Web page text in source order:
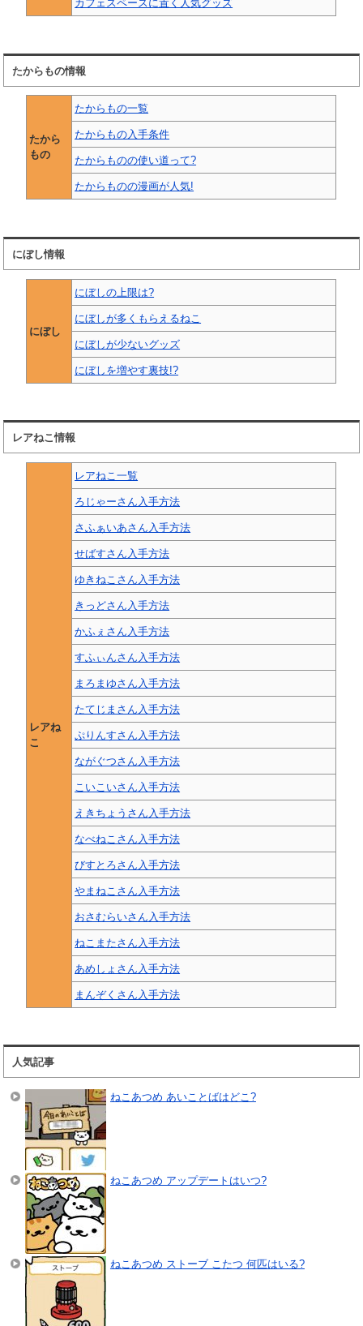
カフェスペースに置く人気グッズ
たからもの情報
たから
もの
たからもの一覧
たからもの入手条件
たからものの使い道って?
たからものの漫画が人気!
にぼし情報
にぼし
にぼしの上限は?
にぼしが多くもらえるねこ
にぼしが少ないグッズ
にぼしを増やす裏技!?
レアねこ情報
レアね
こ
レアねこ一覧
ろじゃーさん入手方法
さふぁいあさん入手方法
せばすさん入手方法
ゆきねこさん入手方法
きっどさん入手方法
かふぇさん入手方法
すふぃんさん入手方法
まろまゆさん入手方法
たてじまさん入手方法
ぷりんすさん入手方法
ながぐつさん入手方法
こいこいさん入手方法
えきちょうさん入手方法
なべねこさん入手方法
びすとろさん入手方法
やまねこさん入手方法
おさむらいさん入手方法
ねこまたさん入手方法
あめしょさん入手方法
まんぞくさん入手方法
人気記事
ねこあつめ あいことばはどこ?
ねこあつめ アップデートはいつ?
ねこあつめ ストーブ こたつ 何匹はいる?